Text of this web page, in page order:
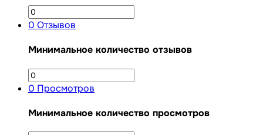
0 Отзывов
Минимальное количество отзывов
0 Просмотров
Минимальное количество просмотров